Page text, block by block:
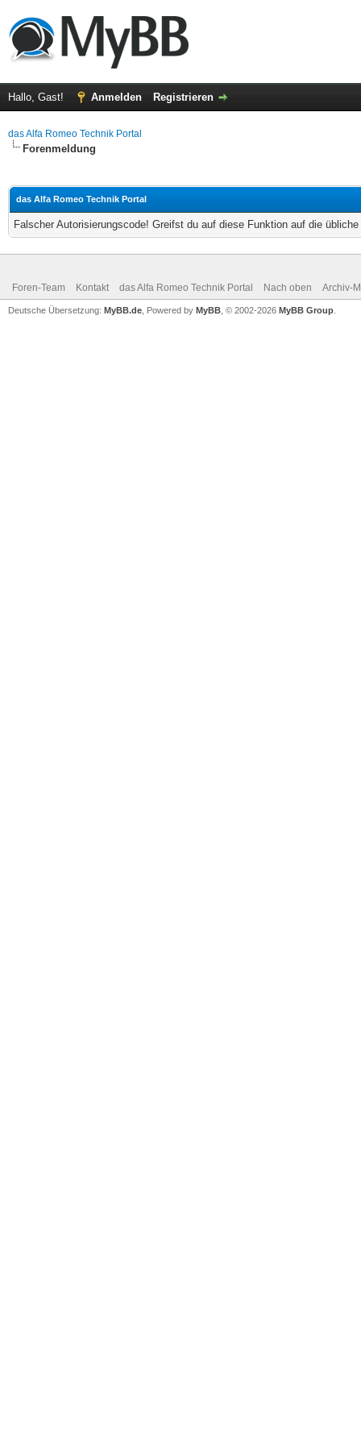
Hallo, Gast! Anmelden Registrieren
das Alfa Romeo Technik Portal
Forenmeldung
das Alfa Romeo Technik Portal
Falscher Autorisierungscode! Greifst du auf diese Funktion auf die
Foren-Team Kontakt das Alfa Romeo Technik Portal Nach oben Archiv-
Deutsche Übersetzung: MyBB.de , Powered by MyBB , © 2002-2026 MyBB Group